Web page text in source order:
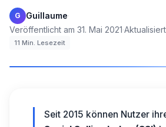
G Guillaume·
Veröffentlicht am 31. Mai 2021·
11 Min. Lesezeit
Seit 2015 können Nutzer